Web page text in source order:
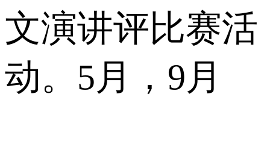
文演讲评比赛活
动。5月，9月